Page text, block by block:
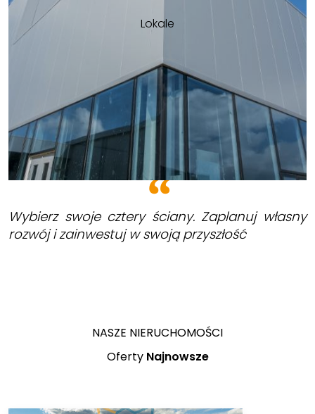
Lokale
Wybierz swoje cztery ściany. Zaplanuj własny
rozwój i zainwestuj w swoją przyszłość
NASZE NIERUCHOMOŚCI
Oferty Najnowsze